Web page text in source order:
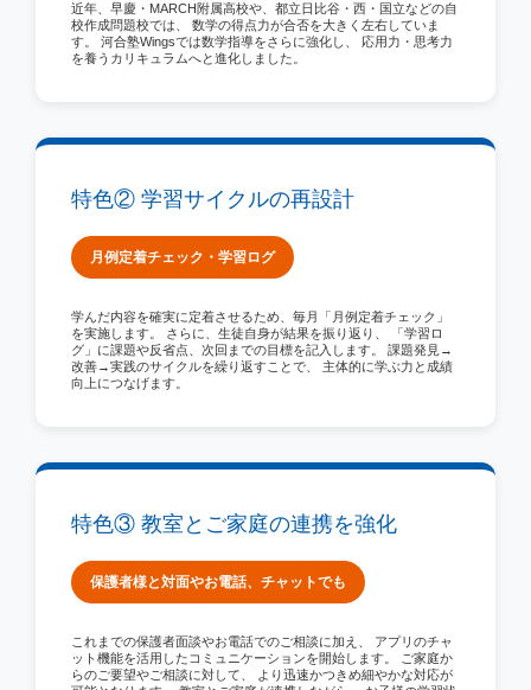
近年、早慶・MARCH附属高校や、都立日比谷・西・国立などの自
校作成問題校では、 数学の得点力が合否を大きく左右していま
す。 河合塾Wingsでは数学指導をさらに強化し、 応用力・思考力
を養うカリキュラムへと進化しました。
特色② 学習サイクルの再設計
月例定着チェック・学習ログ
学んだ内容を確実に定着させるため、毎月「月例定着チェック」
を実施します。 さらに、生徒自身が結果を振り返り、 「学習ロ
グ」に課題や反省点、次回までの目標を記入します。 課題発見→
改善→実践のサイクルを繰り返すことで、 主体的に学ぶ力と成績
向上につなげます。
特色③ 教室とご家庭の連携を強化
保護者様と対面やお電話、チャットでも
これまでの保護者面談やお電話でのご相談に加え、 アプリのチャ
ット機能を活用したコミュニケーションを開始します。 ご家庭か
らのご要望やご相談に対して、 より迅速かつきめ細やかな対応が